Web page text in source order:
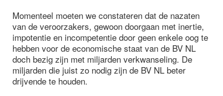
Momenteel moeten we constateren dat de nazaten
van de veroorzakers, gewoon doorgaan met inertie,
impotentie en incompetentie door geen enkele oog te
hebben voor de economische staat van de BV NL
doch bezig zijn met miljarden verkwanseling. De
miljarden die juist zo nodig zijn de BV NL beter
drijvende te houden.